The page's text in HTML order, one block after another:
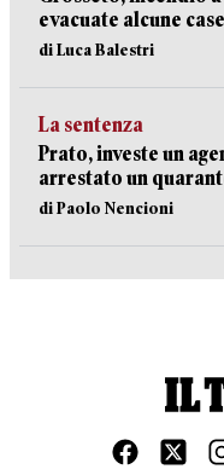
evacuate alcune
di Luca Balestri
La sentenza
Prato, investe un
arrestato un
di Paolo Nencioni